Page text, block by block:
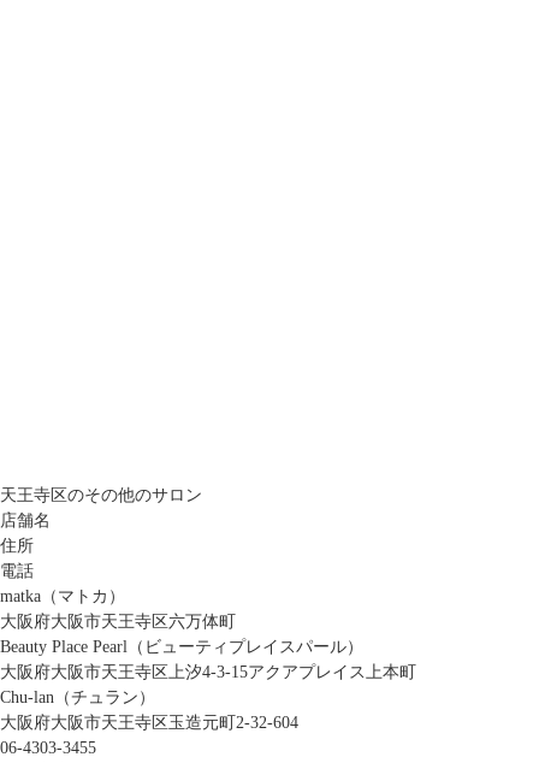
天王寺区のその他のサロン
店舗名
住所
電話
matka（マトカ）
大阪府大阪市天王寺区六万体町
Beauty Place Pearl（ビューティプレイスパール）
大阪府大阪市天王寺区上汐4-3-15アクアプレイス上本町
Chu-lan（チュラン）
大阪府大阪市天王寺区玉造元町2-32-604
06-4303-3455